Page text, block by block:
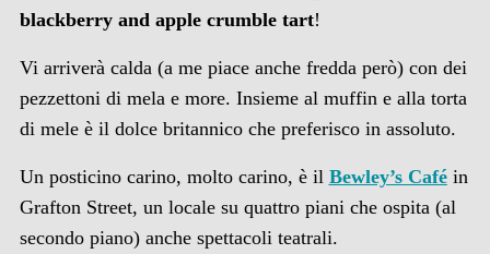
blackberry and apple crumble tart!
Vi arriverà calda (a me piace anche fredda però) con dei
pezzettoni di mela e more. Insieme al muffin e alla torta
di mele è il dolce britannico che preferisco in assoluto.
Un posticino carino, molto carino, è il Bewley’s Caféin
Grafton Street, un locale su quattro piani che ospita (al
secondo piano) anche spettacoli teatrali.